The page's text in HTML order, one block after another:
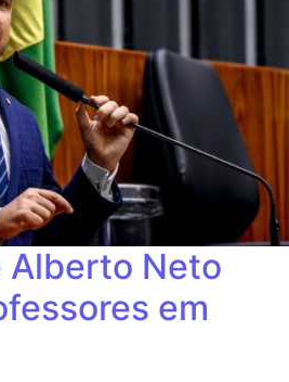
Alberto Neto
em